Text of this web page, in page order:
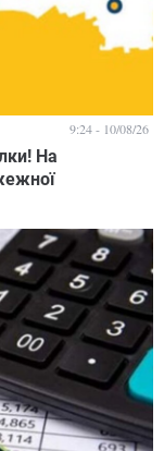
На
9:24 - 10/08/26